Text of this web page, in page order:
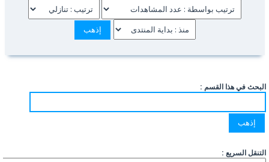
البحث في هذا القسم :
التنقل السريع :